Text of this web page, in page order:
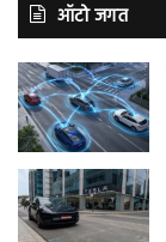
ऑटो जगत